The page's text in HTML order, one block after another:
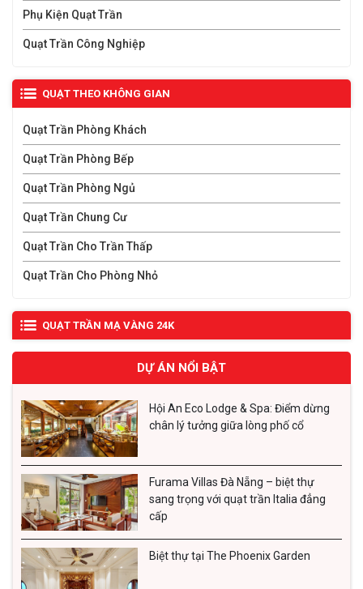
Phụ Kiện Quạt Trần
Quạt Trần Công Nghiệp
QUẠT THEO KHÔNG GIAN
Quạt Trần Phòng Khách
Quạt Trần Phòng Bếp
Quạt Trần Phòng Ngủ
Quạt Trần Chung Cư
Quạt Trần Cho Trần Thấp
Quạt Trần Cho Phòng Nhỏ
QUẠT TRẦN MẠ VÀNG 24K
DỰ ÁN NỔI BẬT
Hội An Eco Lodge & Spa: Điểm dừng
chân lý tưởng giữa lòng phố cổ
Furama Villas Đà Nẵng – biệt thự
sang trọng với quạt trần Italia đẳng
cấp
Biệt thự tại The Phoenix Garden